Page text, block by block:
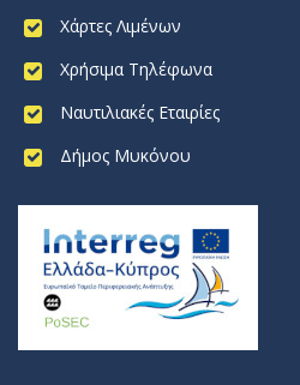
Χάρτες Λιμένων
Χρήσιμα Τηλέφωνα
Ναυτιλιακές Εταιρίες
Δήμος Μυκόνου